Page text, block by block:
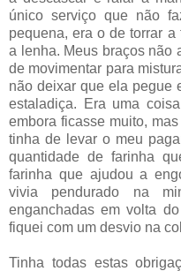
único serviço que não
pequena, era o de torrar
a lenha. Meus braços não
de movimentar para
não deixar que ela pegue
estaladiça. Era uma
embora ficasse muito,
tinha de levar o meu
quantidade de farinha
farinha que ajudou a
vivia pendurado na
enganchadas em volta
fiquei com um desvio na
Tinha todas estas